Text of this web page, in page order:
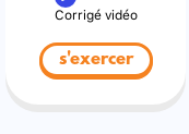
Corrigé vidéo
s'exercer